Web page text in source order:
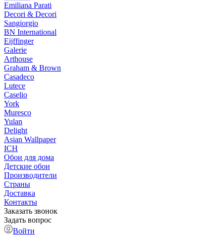
Emiliana Parati
Decori & Decori
Sangiorgio
BN International
Eijffinger
Galerie
Arthouse
Graham & Brown
Casadeco
Lutece
Caselio
York
Muresco
Yulan
Delight
Asian Wallpaper
ICH
Обои для дома
Детские обои
Производители
Страны
Доставка
Контакты
Заказать звонок
Задать вопрос
Войти